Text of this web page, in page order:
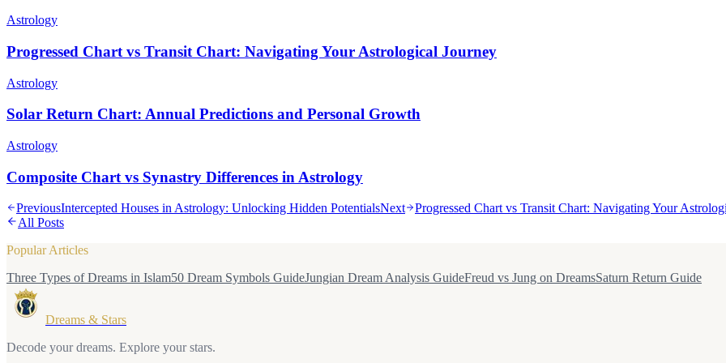
Astrology
Progressed Chart vs Transit Chart: Navigating Your Astrological Journey
Astrology
Solar Return Chart: Annual Predictions and Personal Growth
Astrology
Composite Chart vs Synastry Differences in Astrology
PreviousIntercepted Houses in Astrology: Unlocking Hidden PotentialsNext
Progressed Chart vs Transit Chart: Navigating Your
All Posts
Popular Articles
Three Types of Dreams in Islam50 Dream Symbols GuideJungian Dream Analysis GuideFreud vs Jung on DreamsSaturn Return Guide
Dreams & Stars
Decode your dreams. Explore your stars.